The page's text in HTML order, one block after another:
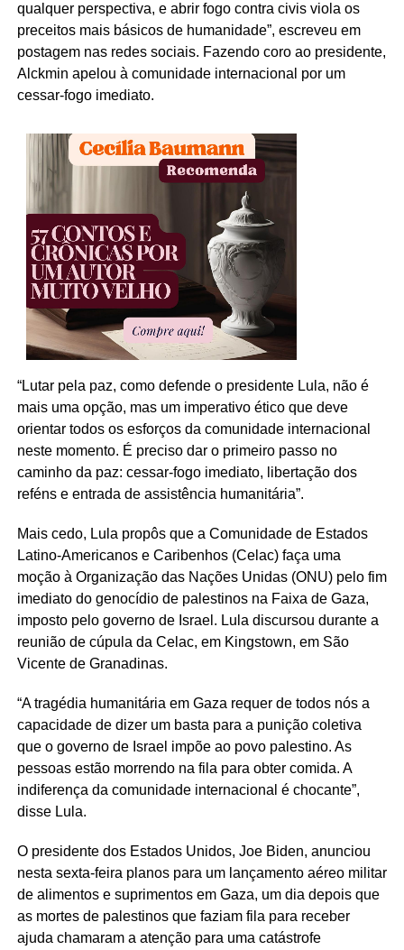
qualquer perspectiva, e abrir fogo contra civis viola os
preceitos mais básicos de humanidade”, escreveu em
postagem nas redes sociais. Fazendo coro ao presidente,
Alckmin apelou à comunidade internacional por um
cessar-fogo imediato.
“Lutar pela paz, como defende o presidente Lula, não é
mais uma opção, mas um imperativo ético que deve
orientar todos os esforços da comunidade internacional
neste momento. É preciso dar o primeiro passo no
caminho da paz: cessar-fogo imediato, libertação dos
reféns e entrada de assistência humanitária”.
Mais cedo, Lula propôs que a Comunidade de Estados
Latino-Americanos e Caribenhos (Celac) faça uma
moção à Organização das Nações Unidas (ONU) pelo fim
imediato do genocídio de palestinos na Faixa de Gaza,
imposto pelo governo de Israel. Lula discursou durante a
reunião de cúpula da Celac, em Kingstown, em São
Vicente de Granadinas.
“A tragédia humanitária em Gaza requer de todos nós a
capacidade de dizer um basta para a punição coletiva
que o governo de Israel impõe ao povo palestino. As
pessoas estão morrendo na fila para obter comida. A
indiferença da comunidade internacional é chocante”,
disse Lula.
O presidente dos Estados Unidos, Joe Biden, anunciou
nesta sexta-feira planos para um lançamento aéreo militar
de alimentos e suprimentos em Gaza, um dia depois que
as mortes de palestinos que faziam fila para receber
ajuda chamaram a atenção para uma catástrofe